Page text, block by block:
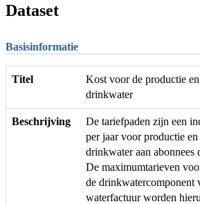
Dataset
Basisinformatie
Titel
Kost voor de productie
drinkwater
Beschrijving
De tariefpaden zijn een
per jaar voor productie
drinkwater aan
De maximumtarieven
de drinkwatercomponent
waterfactuur worden